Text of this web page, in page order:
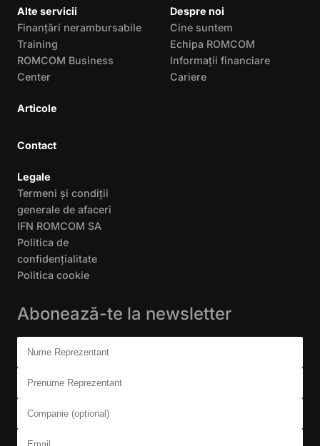
Alte servicii
Finanțări nerambursabile
Training
ROMCOM Business
Center
Articole
Despre noi
Cine suntem
Echipa ROMCOM
Informații financiare
Cariere
Contact
Legale
Termeni și condiții
generale de afaceri
IFN ROMCOM SA
Politica de
confidențialitate
Politica cookie
Abonează-te la newsletter
Don't fill this out:
Nume Reprezentant
Prenume Reprezentant
Companie (opțional)
Email